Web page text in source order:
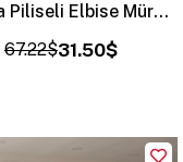
Krujeva Piliseli Elbise Mürdüm (8033)
31.50$
67.22$